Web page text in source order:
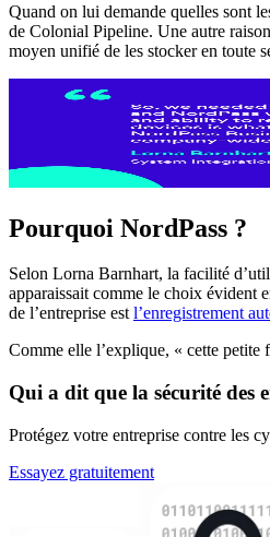
Quand on lui demande quelles sont
de Colonial Pipeline. Une autre
moyen unifié de les stocker en toute
Pourquoi NordPass ?
Selon Lorna Barnhart, la facilité
apparaissait comme le choix évident
de l’entreprise estl’enregistrement
Comme elle l’explique, « cette petite
Qui a dit que la sécurité des
Protégez votre entreprise contre les
Essayez gratuitement